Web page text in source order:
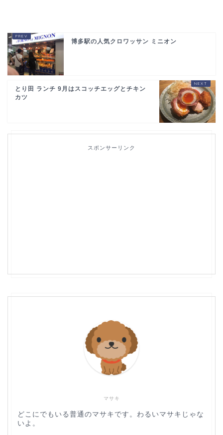
博多駅の人気クロワッサン ミニオン
とり田 ランチ 9月はスコッチエッグとチキン
カツ
スポンサーリンク
マサキ
どこにでもいる普通のマサキです。わるいマサキじゃな
いよ。